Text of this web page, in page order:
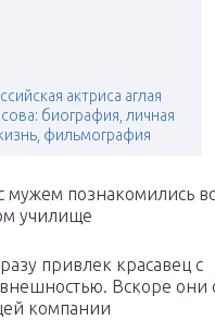
актриса аглая
биография, личная
фильмография
мужем познакомились
училище
привлек красавец с
Вскоре они
компании